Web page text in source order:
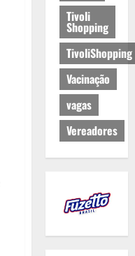
Tivoli
Shopping
TivoliShopping
Vacinação
vagas
Vereadores